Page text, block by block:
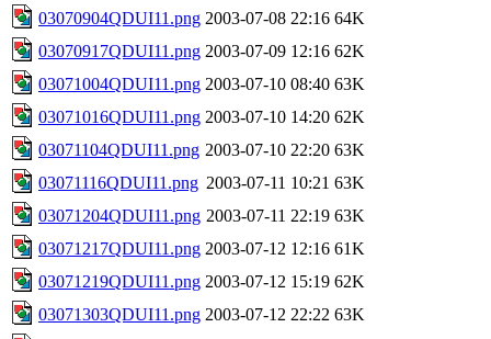
03070904QDUI11.png 2003-07-08 22:16 64K
03070917QDUI11.png 2003-07-09 12:16 62K
03071004QDUI11.png 2003-07-10 08:40 63K
03071016QDUI11.png 2003-07-10 14:20 62K
03071104QDUI11.png 2003-07-10 22:20 63K
03071116QDUI11.png 2003-07-11 10:21 63K
03071204QDUI11.png 2003-07-11 22:19 63K
03071217QDUI11.png 2003-07-12 12:16 61K
03071219QDUI11.png 2003-07-12 15:19 62K
03071303QDUI11.png 2003-07-12 22:22 63K